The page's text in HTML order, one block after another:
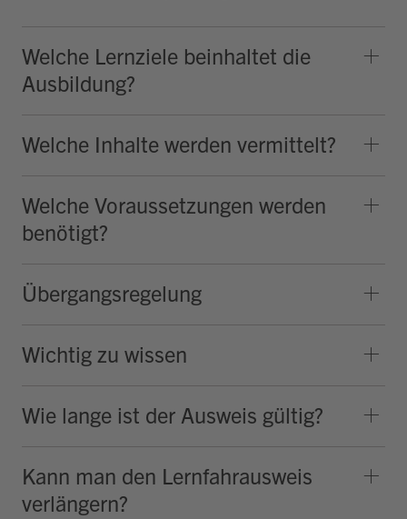
Welche Lernziele beinhaltet die
Ausbildung?
Welche Inhalte werden vermittelt?
Welche Voraussetzungen werden
benötigt?
Übergangsregelung
Wichtig zu wissen
Wie lange ist der Ausweis gültig?
Kann man den Lernfahrausweis
verlängern?